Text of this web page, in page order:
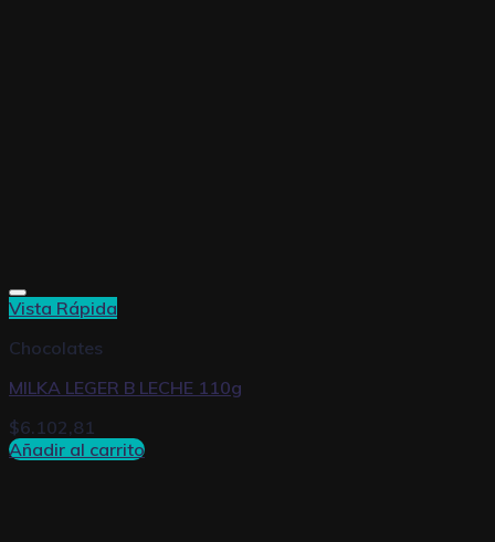
Vista Rápida
Chocolates
MILKA LEGER B LECHE 110g
$6.102,81
Añadir al carrito